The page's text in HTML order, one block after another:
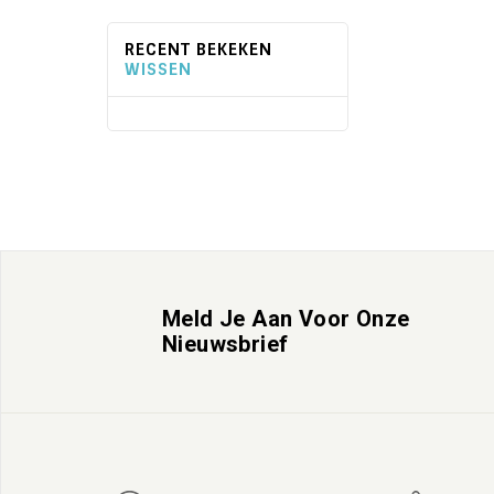
RECENT BEKEKEN
WISSEN
Meld Je Aan Voor Onze
Nieuwsbrief